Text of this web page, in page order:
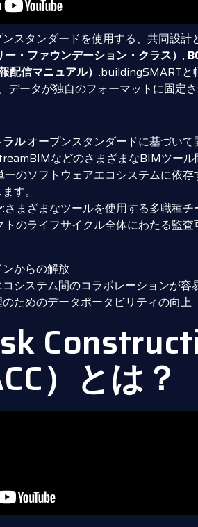
スタンダードを使用する、共同設
・ファウンデーション・クラス） ,
配信マニュアル） .buildingSMARTと
データが独自のフォーマットに固定さ
ル:オープンスタンダードに基づい
などのさまざまなBIMツール
一のソフトウェアエコシステムに依
す。
:さまざまなツールを使用する多職種チ
トのライフサイクル全体にわたる監査
からの解放
システム間のコラボレーションが容
ためのデータポータビリティの向上
）とは？